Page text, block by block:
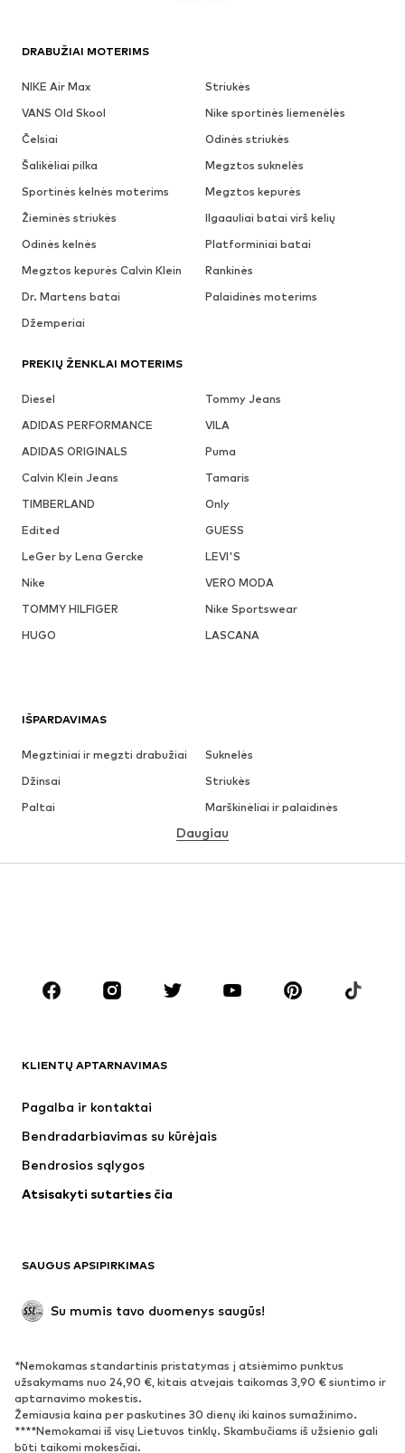
DRABUŽIAI MOTERIMS
NIKE Air Max
Striukės
VANS Old Skool
Nike sportinės liemenėlės
Čelsiai
Odinės striukės
Šalikėliai pilka
Megztos suknelės
Sportinės kelnės moterims
Megztos kepurės
Žieminės striukės
Ilgaauliai batai virš kelių
Odinės kelnės
Platforminiai batai
Megztos kepurės Calvin Klein
Rankinės
Dr. Martens batai
Palaidinės moterims
Džemperiai
PREKIŲ ŽENKLAI MOTERIMS
Diesel
Tommy Jeans
ADIDAS PERFORMANCE
VILA
ADIDAS ORIGINALS
Puma
Calvin Klein Jeans
Tamaris
TIMBERLAND
Only
Edited
GUESS
LeGer by Lena Gercke
LEVI'S
Nike
VERO MODA
TOMMY HILFIGER
Nike Sportswear
HUGO
LASCANA
IŠPARDAVIMAS
Megztiniai ir megzti drabužiai
Suknelės
Džinsai
Striukės
Paltai
Marškinėliai ir palaidinės
Apatiniai
Aksesuarai
Premium
Naujienos
Marškinėliai ir palaidinės
Striukės
Megztiniai ir megzti drabužiai
Apatiniai
Paltai
Proginiai
Išskirtiniai
BATAI
Naujienos
Sportbačiai
Aulinukai
Daugiau
KLIENTŲ APTARNAVIMAS
Pagalba ir kontaktai
Bendradarbiavimas su kūrėjais
Bendrosios sąlygos
Atsisakyti sutarties čia
SAUGUS APSIPIRKIMAS
Su mumis tavo duomenys saugūs!
*Nemokamas standartinis pristatymas į atsiėmimo punktus
užsakymams nuo 24,90 €, kitais atvejais taikomas 3,90 € siuntimo ir
aptarnavimo mokestis.
Žemiausia kaina per paskutines 30 dienų iki kainos sumažinimo.
****Nemokamai iš visų Lietuvos tinklų. Skambučiams iš užsienio gali
būti taikomi mokesčiai.